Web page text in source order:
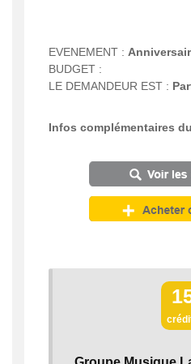
EVENEMENT :
BUDGET :
LE DEMANDEUR EST :
Infos complémentaires